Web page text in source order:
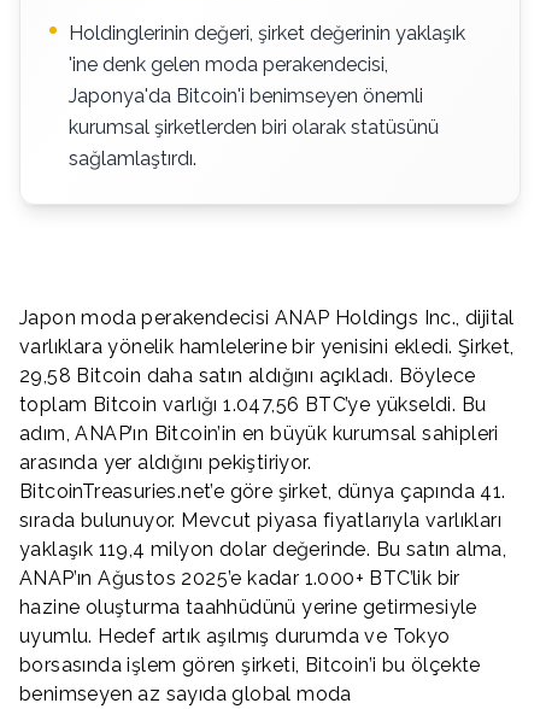
Holdinglerinin değeri, şirket değerinin yaklaşık
'ine denk gelen moda perakendecisi,
Japonya'da Bitcoin'i benimseyen önemli
kurumsal şirketlerden biri olarak statüsünü
sağlamlaştırdı.
Japon moda perakendecisi ANAP Holdings Inc., dijital
varlıklara yönelik hamlelerine bir yenisini ekledi. Şirket,
29,58 Bitcoin daha satın aldığını açıkladı. Böylece
toplam Bitcoin varlığı 1.047,56 BTC’ye yükseldi. Bu
adım, ANAP’ın Bitcoin’in en büyük kurumsal sahipleri
arasında yer aldığını pekiştiriyor.
BitcoinTreasuries.net’e göre şirket, dünya çapında 41.
sırada bulunuyor. Mevcut piyasa fiyatlarıyla varlıkları
yaklaşık 119,4 milyon dolar değerinde. Bu satın alma,
ANAP’ın Ağustos 2025’e kadar 1.000+ BTC’lik bir
hazine oluşturma taahhüdünü yerine getirmesiyle
uyumlu. Hedef artık aşılmış durumda ve Tokyo
borsasında işlem gören şirketi, Bitcoin’i bu ölçekte
benimseyen az sayıda global moda